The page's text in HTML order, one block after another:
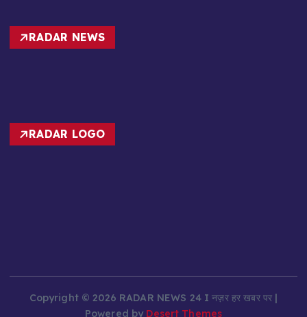
RADAR NEWS
RADAR LOGO
Copyright © 2026 RADAR NEWS 24 I नज़र हर खबर पर |